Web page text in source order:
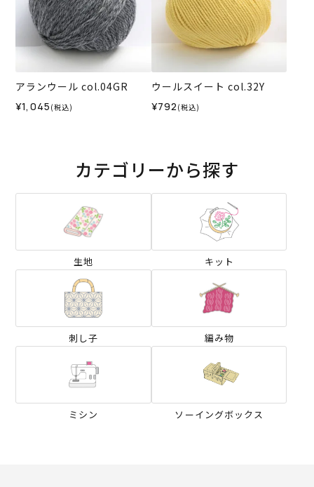
アランウール col.04GR
¥1,045 (税込)
ウールスイート col.32Y
¥792 (税込)
カテゴリーから探す
生地 キット
刺し子 編み物
ミシン ソーイングボックス